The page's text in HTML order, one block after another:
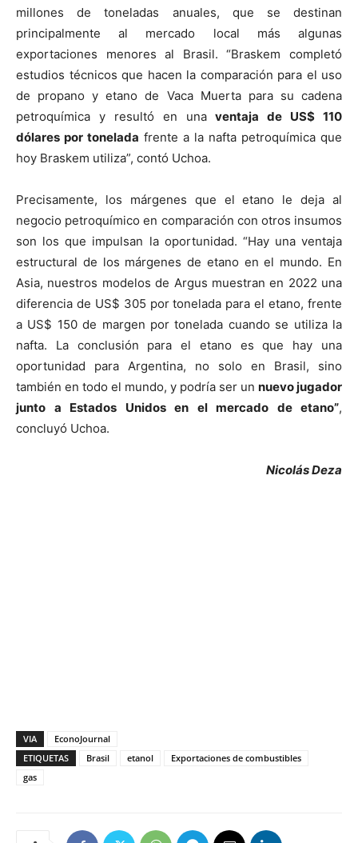
millones de toneladas anuales, que se destinan
principalmente al mercado local más algunas
exportaciones menores al Brasil. “Braskem completó
estudios técnicos que hacen la comparación para el uso
de propano y etano de Vaca Muerta para su cadena
petroquímica y resultó en unaventaja de US$ 110
dólares por tonelada frente a la nafta petroquímica que
hoy Braskem utiliza”, contó Uchoa.
Precisamente, los márgenes que el etano le deja al
negocio petroquímico en comparación con otros insumos
son los que impulsan la oportunidad. “Hay una ventaja
estructural de los márgenes de etano en el mundo. En
Asia, nuestros modelos de Argus muestran en 2022 una
diferencia de US$ 305 por tonelada para el etano, frente
a US$ 150 de margen por tonelada cuando se utiliza la
nafta. La conclusión para el etano es que hay una
oportunidad para Argentina, no solo en Brasil, sino
también en todo el mundo, y podría ser un nuevo jugador
junto a Estados Unidos en el mercado de etano”,
concluyó Uchoa.
Nicolás Deza
VIA
EconoJournal
ETIQUETAS
Brasil etanol
Exportaciones de combustibles
gas